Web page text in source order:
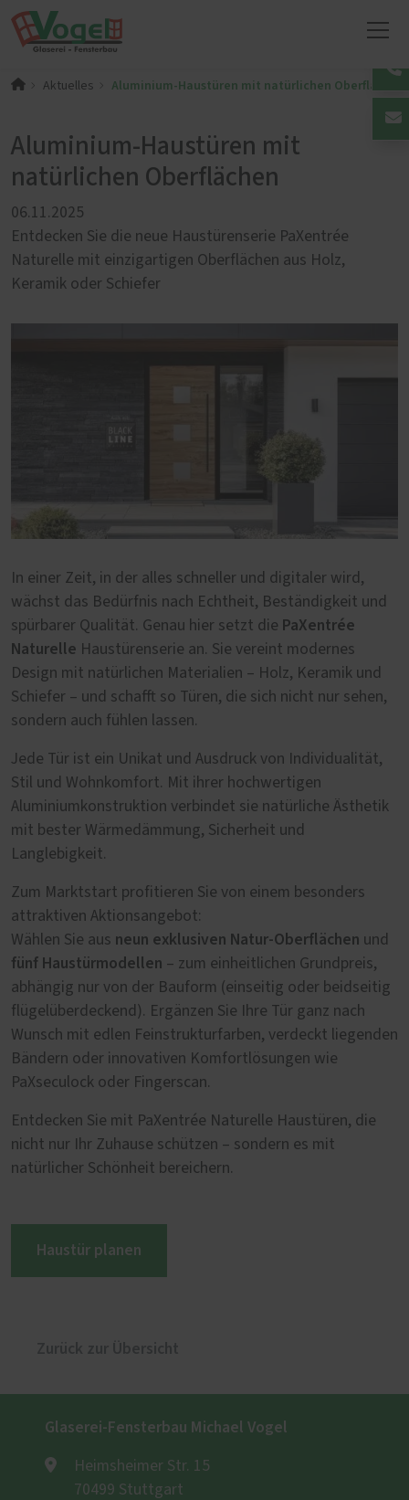
Aktuelles Aluminium-Haustüren mit natürlichen Oberflächen
Aluminium-Haustüren mit
natürlichen Oberflächen
06.11.2025
Entdecken Sie die neue Haustürenserie PaXentrée
Naturelle mit einzigartigen Oberflächen aus Holz,
Keramik oder Schiefer
In einer Zeit, in der alles schneller und digitaler wird,
wächst das Bedürfnis nach Echtheit, Beständigkeit und
spürbarer Qualität. Genau hier setzt die PaXentrée
Naturelle Haustürenserie an. Sie vereint modernes
Design mit natürlichen Materialien – Holz, Keramik und
Schiefer – und schafft so Türen, die sich nicht nur sehen,
sondern auch fühlen lassen.
Jede Tür ist ein Unikat und Ausdruck von Individualität,
Stil und Wohnkomfort. Mit ihrer hochwertigen
Aluminiumkonstruktion verbindet sie natürliche Ästhetik
mit bester Wärmedämmung, Sicherheit und
Langlebigkeit.
Zum Marktstart profitieren Sie von einem besonders
attraktiven Aktionsangebot:
Wählen Sie aus neun exklusiven Natur-Oberflächen und
fünf Haustürmodellen – zum einheitlichen Grundpreis,
abhängig nur von der Bauform (einseitig oder beidseitig
flügelüberdeckend). Ergänzen Sie Ihre Tür ganz nach
Wunsch mit edlen Feinstrukturfarben, verdeckt liegenden
Bändern oder innovativen Komfortlösungen wie
PaXseculock oder Fingerscan.
Entdecken Sie mit PaXentrée Naturelle Haustüren, die
nicht nur Ihr Zuhause schützen – sondern es mit
natürlicher Schönheit bereichern.
Haustür planen
Glaserei-Fensterbau Michael Vogel
Heimsheimer Str. 15
70499 Stuttgart